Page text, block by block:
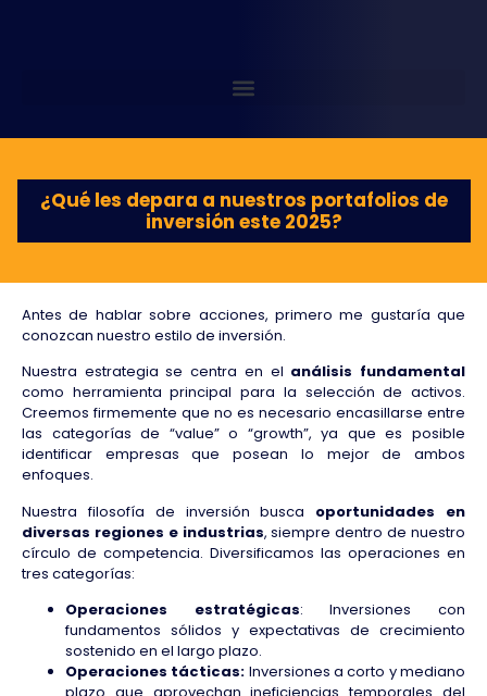
¿Qué les depara a nuestros portafolios de
inversión este 2025?
Antes de hablar sobre acciones, primero me gustaría que
conozcan nuestro estilo de inversión.
Nuestra estrategia se centra en el análisis fundamental
como herramienta principal para la selección de activos.
Creemos firmemente que no es necesario encasillarse entre
las categorías de “value” o “growth”, ya que es posible
identificar empresas que posean lo mejor de ambos
enfoques.
Nuestra filosofía de inversión busca oportunidades en
diversas regiones e industrias, siempre dentro de nuestro
círculo de competencia. Diversificamos las operaciones en
tres categorías:
Operaciones estratégicas: Inversiones con
fundamentos sólidos y expectativas de crecimiento
sostenido en el largo plazo.
Operaciones tácticas: Inversiones a corto y mediano